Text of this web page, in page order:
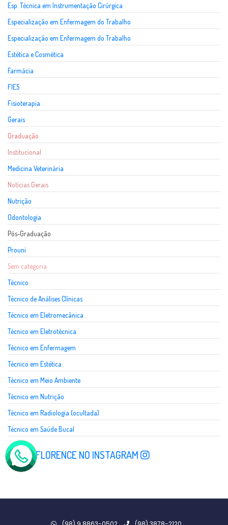
Esp. Técnica em Instrumentação Cirúrgica
Especialização em Enfermagem do Trabalho
Especialização em Enfermagem do Trabalho
Estética e Cosmética
Farmácia
FIES
Fisioterapia
Gerais
Graduação
Institucional
Medicina Veterinária
Notícias Gerais
Nutrição
Odontologia
Pós-Graduação
Prouni
Sem categoria
Técnico
Técnico de Análises Clínicas
Técnico em Eletromecânica
Técnico em Eletrotécnica
Técnico em Enfermagem
Técnico em Estética
Técnico em Meio Ambiente
Técnico em Nutrição
Técnico em Radiologia (ocultada)
Técnico em Saúde Bucal
SIGA A FLORENCE NO INSTAGRAM